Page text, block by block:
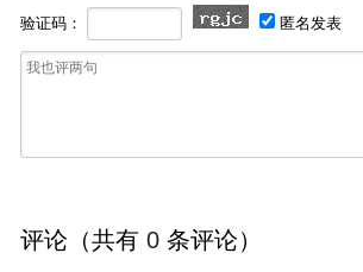
验证码： 匿名发表
评论（共有 0 条评论）